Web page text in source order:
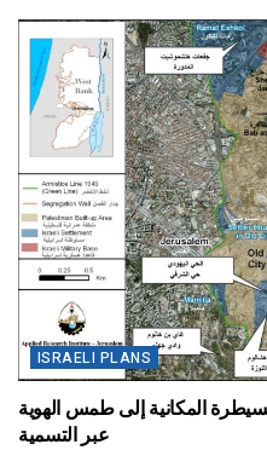
ISRAELI PLANS
المكانية إلى طمس الهوية
عبر التسمية